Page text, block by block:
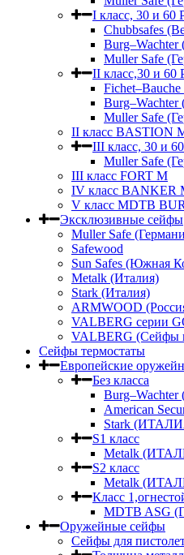
I класс, 30 и 60
Chubbsafes
Burg–Wachter
Muller Safe
II класс,30 и 60
Burg–Wachter
Muller Safe
II класс BASTION
III класс, 30 и
Muller Safe
III класс FORT M
IV класс BANKER
V класс МDTB
Эксклюзивные сейфы
Muller Safe
Safewood
Sun Safes (Южная
Metalk (Италия)
Stark (Италия)
ARMWOOD
VALBERG серии
VALBERG (Сейфы
Сейфы термостаты
Европейские
Без класса
Burg–Wachter
American
Stark
S1 класс
Metalk
S2 класс
Metalk
Класс
MDTB ASG
Оружейные сейфы
Сейфы для